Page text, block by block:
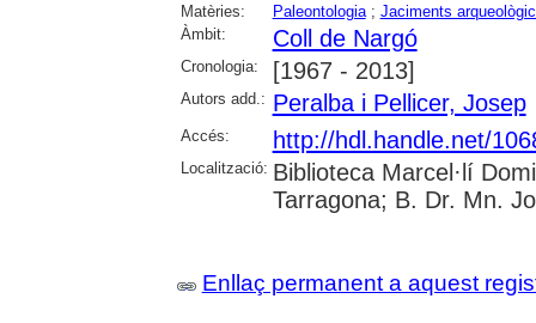
Matèries: Paleontologia; Jaciments
Àmbit:
Coll de Nargó
Cronologia: [1967 - 2013]
Autors add.: Peralba i Pellicer, Josep
Accés: http://hdl.handle.net/
Localització: Biblioteca Marcel·lí
Tarragona; B. Dr. Mn.
Enllaç permanent a aquest